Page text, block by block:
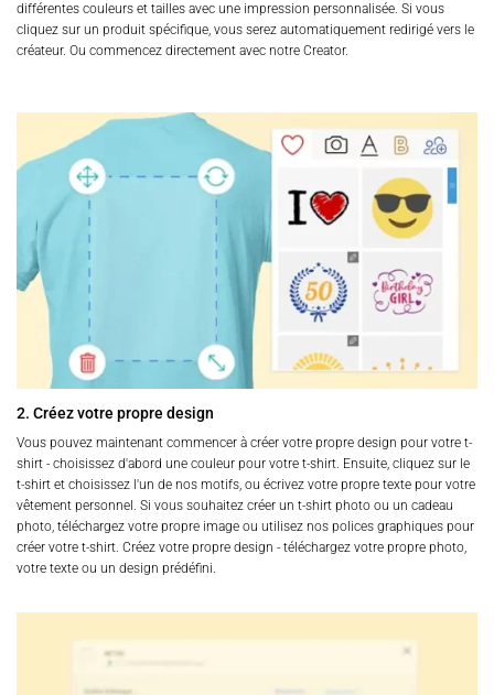
différentes couleurs et tailles avec une impression personnalisée. Si vous
cliquez sur un produit spécifique, vous serez automatiquement redirigé vers le
créateur. Ou commencez directement avec notre Creator.
2. Créez votre propre design
Vous pouvez maintenant commencer à créer votre propre design pour votre t-
shirt - choisissez d'abord une couleur pour votre t-shirt. Ensuite, cliquez sur le
t-shirt et choisissez l'un de nos motifs, ou écrivez votre propre texte pour votre
vêtement personnel. Si vous souhaitez créer un t-shirt photo ou un cadeau
photo, téléchargez votre propre image ou utilisez nos polices graphiques pour
créer votre t-shirt. Créez votre propre design - téléchargez votre propre photo,
votre texte ou un design prédéfini.